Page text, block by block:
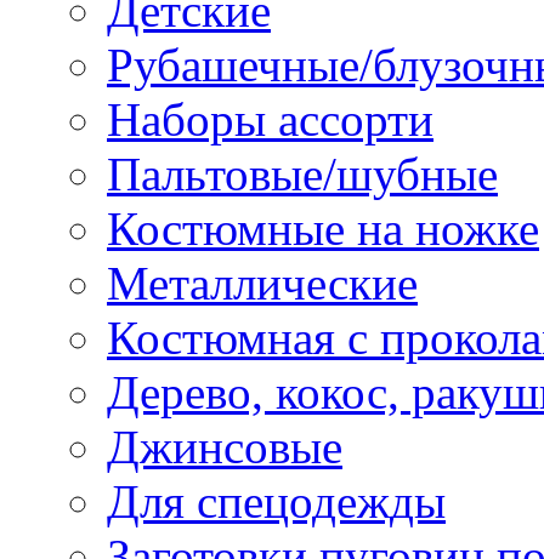
Рубашечные/
Наборы ассорти
Пальтовые/шубные
Костюмные на ножке
Металлические
Костюмная с
Дерево, кокос,
Джинсовые
Для спецодежды